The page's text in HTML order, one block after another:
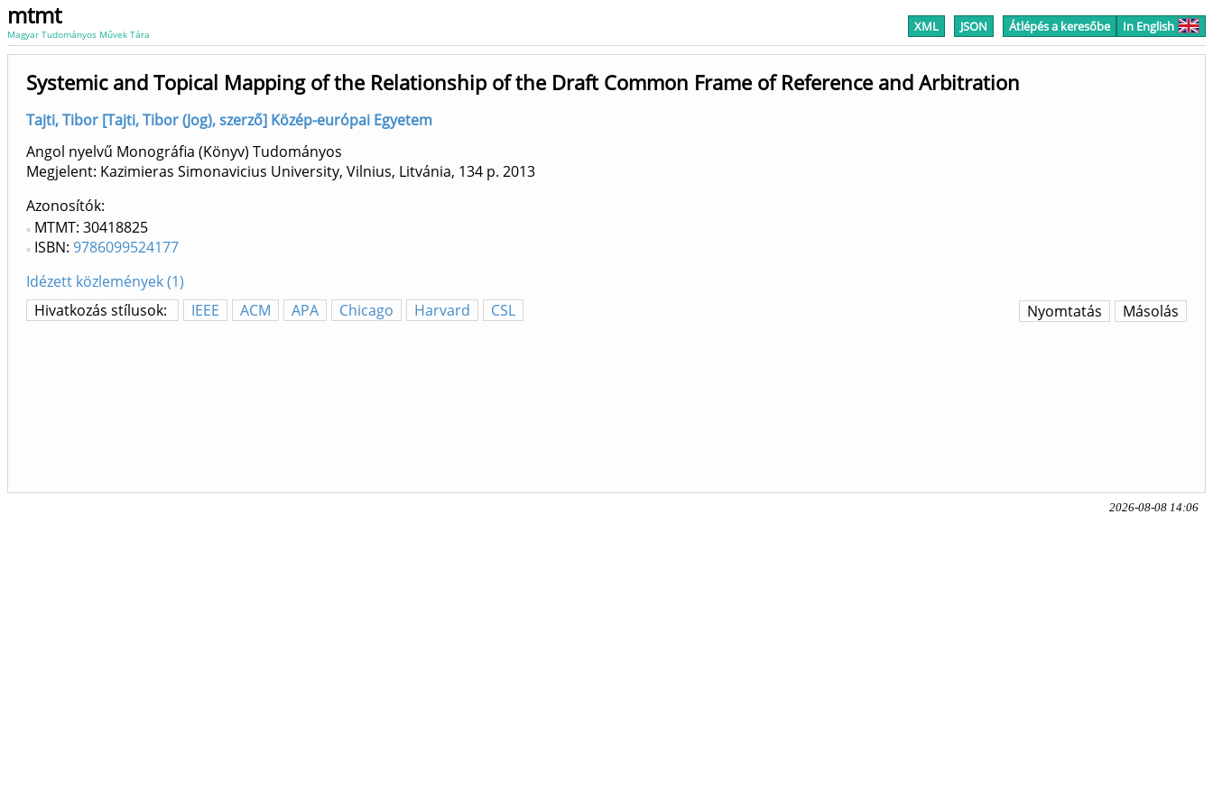
mtmt
Magyar Tudományos Művek Tára XML JSON Átlépés a keresőbe In English
Systemic and Topical Mapping of the Relationship of the Draft Common Frame of Reference and Arbitration
Tajti, Tibor [Tajti, Tibor (Jog), szerző] Közép-európai Egyetem
Angol nyelvű Monográfia (Könyv) Tudományos
Megjelent: Kazimieras Simonavicius University, Vilnius, Litvánia, 134 p. 2013
Azonosítók
MTMT: 30418825
ISBN: 9786099524177
Idézett közlemények (1)
Hivatkozás stílusok:
IEEE ACM APA Chicago Harvard CSL Másolás
Nyomtatás
2026-08-08 14:06